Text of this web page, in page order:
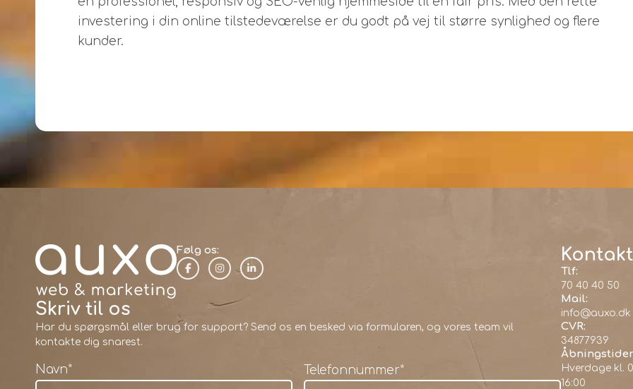
investering i din online tilstedeværelse er du godt på vej til større synlighed og flere
kunder.
Følg os:
Skriv til os
Har du spørgsmål eller brug for support? Send os en besked via formularen, og vores team vil
kontakte dig snarest.
Navn* Telefonnummer*
Kontakt
Tlf:
70 40 40 50
Mail:
info@auxo.dk
CVR:
34877939
Hverdage kl.
16:00